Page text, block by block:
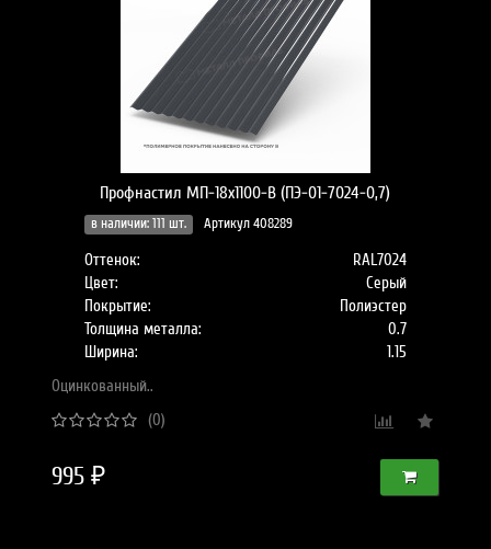
Профнастил МП-18x1100-B (ПЭ-01-7024-0,7)
в наличии: 111 шт. Артикул 408289
Оттенок:
RAL7024
Цвет:
Серый
Покрытие:
Полиэстер
Толщина металла:
0.7
Ширина:
1.15
Оцинкованный..
(0)
995 ₽